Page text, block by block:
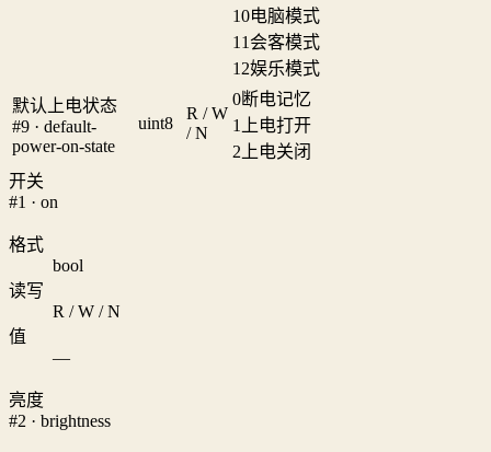
10电脑模式
11 会客模式
12娱乐模式
默认上电状态
#9 · default-
power-on-state
uint8
R / W
/ N
0断电记忆
1
上电打开
2 上电关闭
开关
#1 · on
格式
bool
读写
R / W / N
值
—
亮度
#2 · brightness